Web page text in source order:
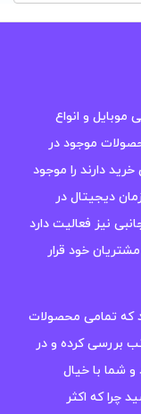
موبایل و انواع
موجود در
دارند را موجود
دیجیتال در
نیز فعالیت دارد
خود قرار
که تمامی محصولات
بررسی کرده و در
و شما با خیال
چرا که اکثر